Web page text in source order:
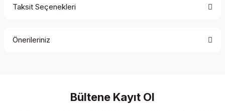
Taksit Seçenekleri
Önerileriniz
Görüş ve önerileriniz için teşekkür ederiz.
Bültene Kayıt Ol